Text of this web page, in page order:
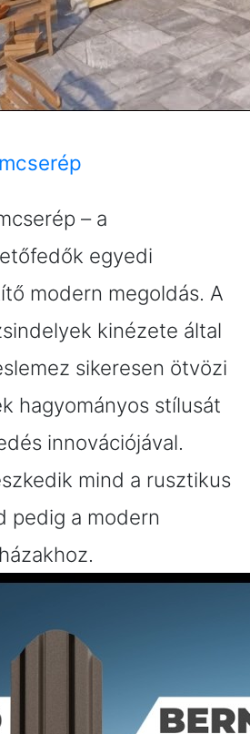
– a
egyedi
modern megoldás. A
kinézete által
sikeresen ötvözi
hagyományos stílusát
innovációjával.
mind a rusztikus
pedig a modern